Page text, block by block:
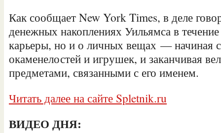
Как сообщает New York Times, в деле
денежных накоплениях Уильямса в
карьеры, но и о личных вещах — начиная с
окаменелостей и игрушек, и заканчивая
предметами, связанными с его именем.
Читать далее на сайте Spletnik.ru
ВИДЕО ДНЯ: